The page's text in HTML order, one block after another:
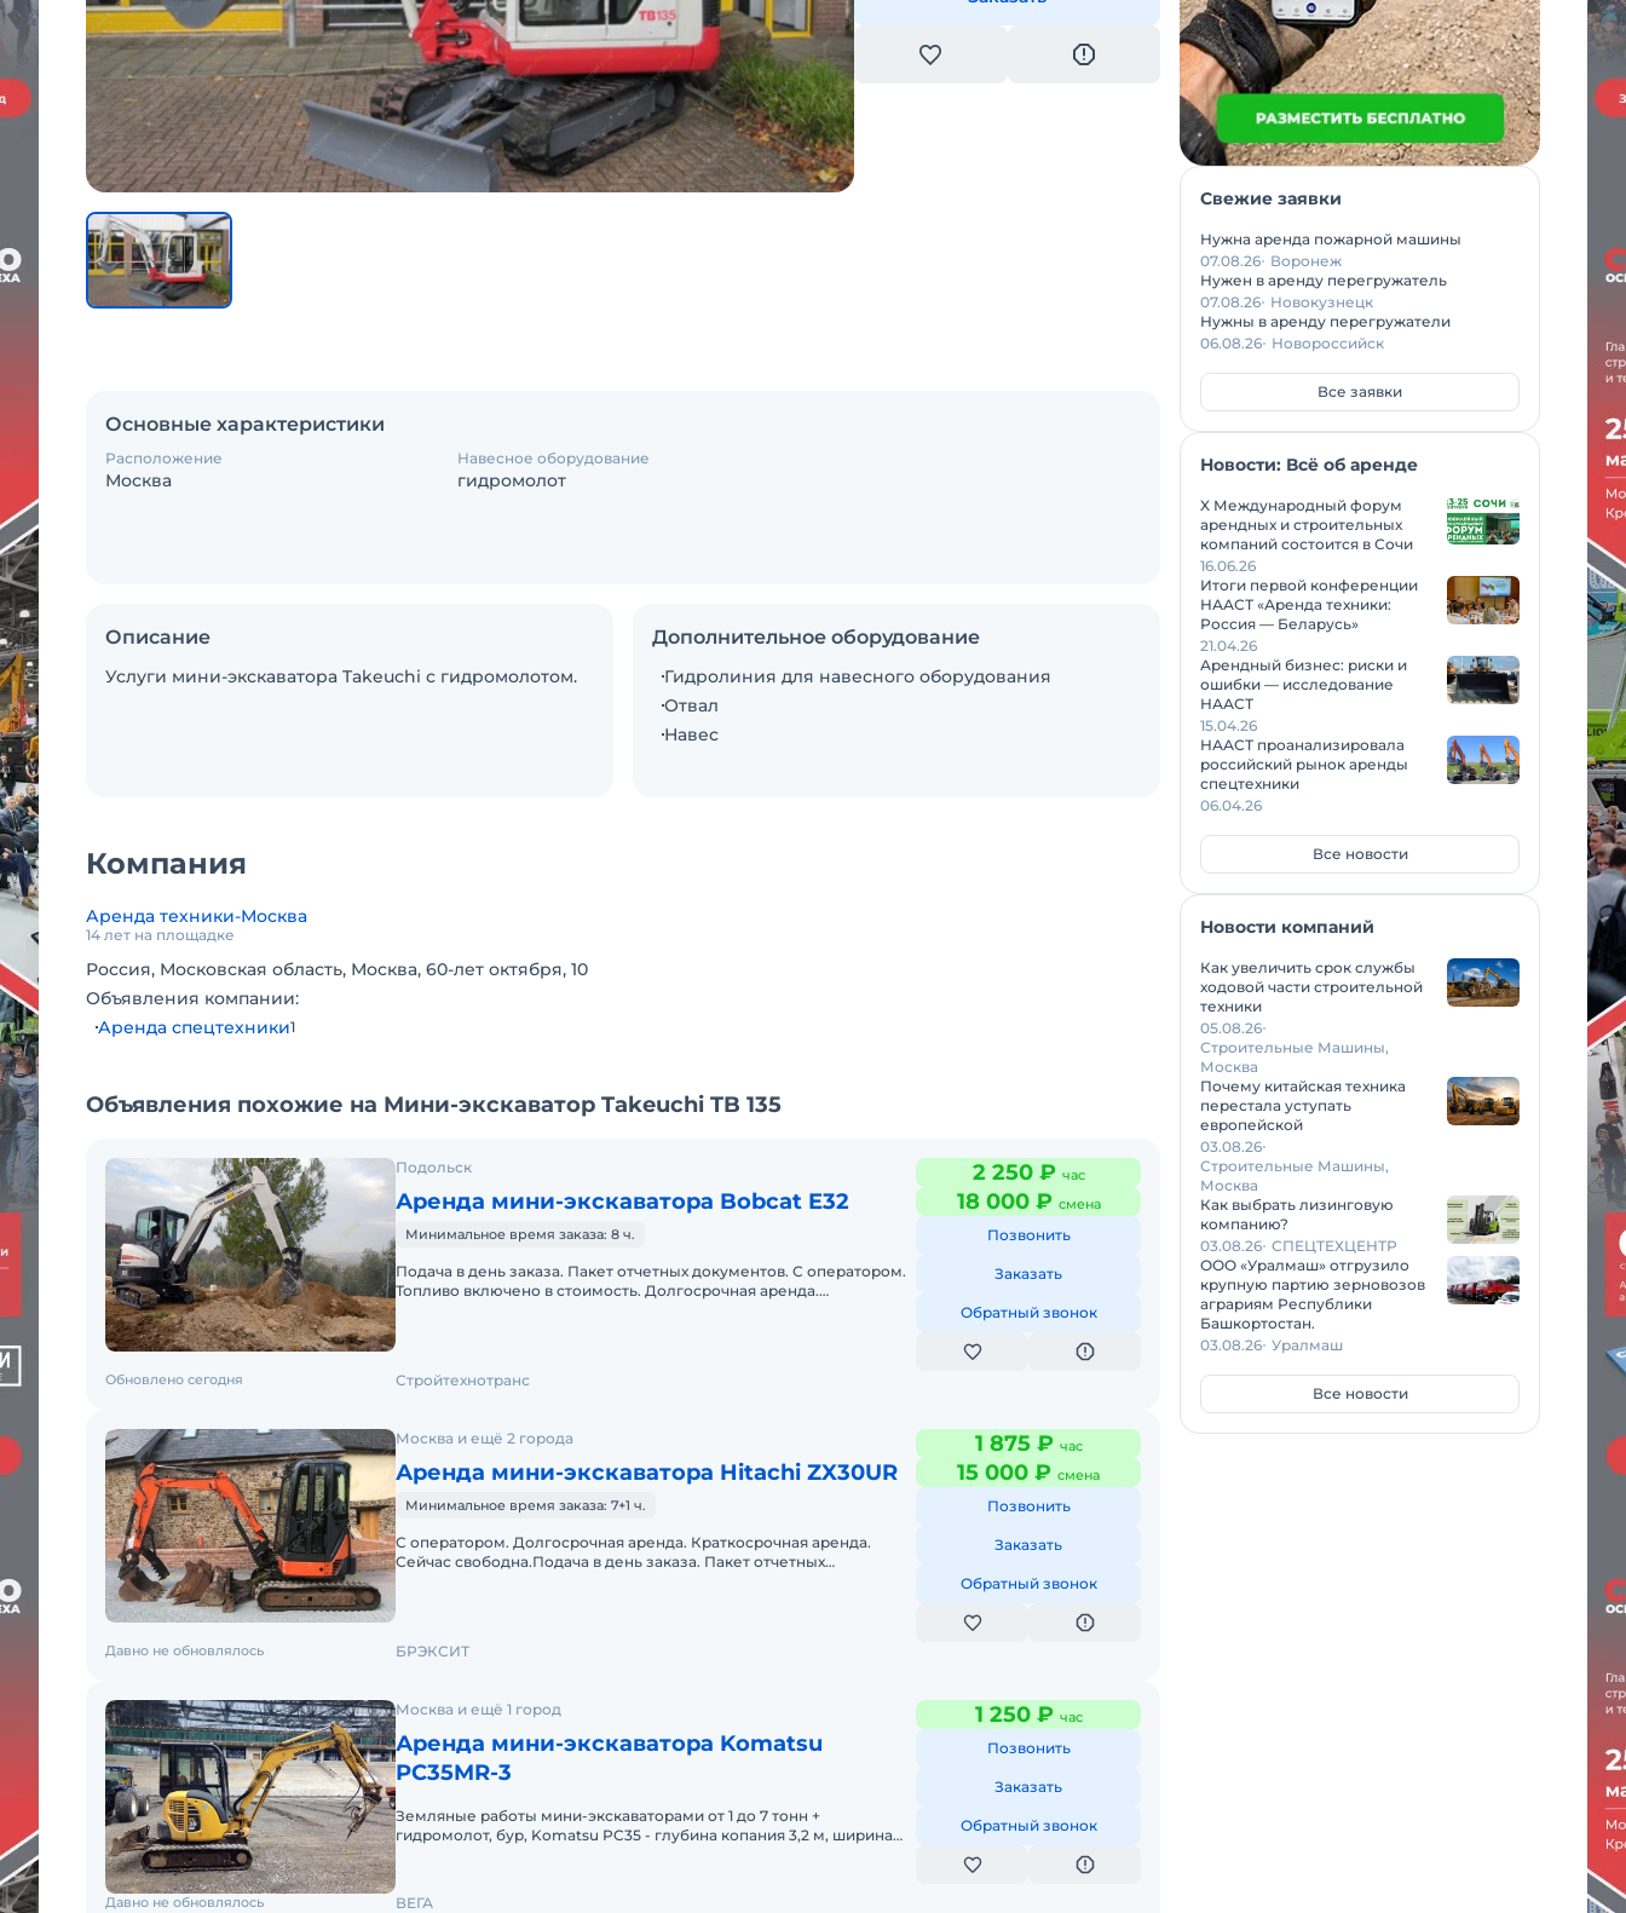
Основные характеристики
Расположение
Москва
Навесное оборудование
гидромолот
Описание
Услуги мини-экскаватора Takeuchi с гидромолотом.
Дополнительное оборудование
Гидролиния для навесного оборудования
Отвал
Навес
Компания
Аренда техники-Москва
14 лет на площадке
Россия, Московская область, Москва, 60-лет октября, 10
Объявления компании:
Аренда спецтехники1
Объявления похожие на Мини-экскаватор Takeuchi TB 135
Подольск
Аренда мини-экскаватора Bobcat E32
Минимальное время заказа: 8 ч.
Подача в день заказа. Пакет отчетных документов. С оператором.
Топливо включено в стоимость. Долгосрочная аренда.
2 250 ₽ час
18 000 ₽ смена
Позвонить
Заказать
Обратный звонок
Обновлено сегодня Стройтехнотранс
Москва и ещё 2 города
Аренда мини-экскаватора Hitachi ZX30UR
Минимальное время заказа: 7+1 ч.
С оператором. Долгосрочная аренда. Краткосрочная аренда.
Сейчас свободна.Подача в день заказа. Пакет отчетных
1 875 ₽ час
15 000 ₽ смена
Позвонить
Заказать
Обратный звонок
Давно не обновлялось БРЭКСИТ
Москва и ещё 1 город
Аренда мини-экскаватора Komatsu
PC35MR-3
Земляные работы мини-экскаваторами от 1 до 7 тонн +
гидромолот, бур, Komatsu PC35 - глубина копания 3,2 м, ширина
1 250 ₽ час
Позвонить
Заказать
Обратный звонок
Давно не обновлялось ВЕГА
Свежие заявки
Нужна аренда пожарной машины
07.08.26 Воронеж
Нужен в аренду перегружатель
07.08.26 Новокузнецк
Нужны в аренду перегружатели
06.08.26 Новороссийск
Все заявки
Новости: Всё об аренде
X Международный форум
арендных и строительных
компаний состоится в Сочи
16.06.26
Итоги первой конференции
НААСТ «Аренда техники:
Россия — Беларусь»
21.04.26
Арендный бизнес: риски и
ошибки — исследование
НААСТ
15.04.26
НААСТ проанализировала
российский рынок аренды
спецтехники
06.04.26
Все новости
Новости компаний
Как увеличить срок службы
ходовой части строительной
техники
05.08.26
Строительные Машины,
Москва
Почему китайская техника
перестала уступать
европейской
03.08.26
Строительные Машины,
Москва
Как выбрать лизинговую
компанию?
03.08.26 СПЕЦТЕХЦЕНТР
ООО «Уралмаш» отгрузило
крупную партию зерновозов
аграриям Республики
Башкортостан.
03.08.26 Уралмаш
Все новости